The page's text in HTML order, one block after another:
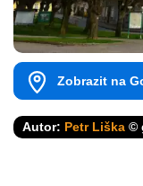
Zobrazit na
Autor: Petr Liška ©